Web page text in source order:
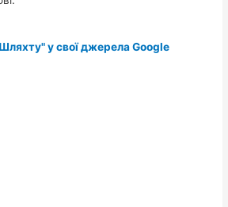
у свої джерела Google